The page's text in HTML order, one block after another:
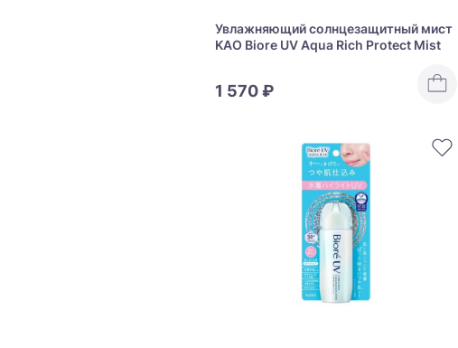
Увлажняющий солнцезащитный мист
KAO Biore UV Aqua Rich Protect Mist
1 570 ₽